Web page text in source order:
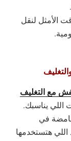
الأمثل لنقل
مع التغليف
يناسبك.
في
هتستخدمها